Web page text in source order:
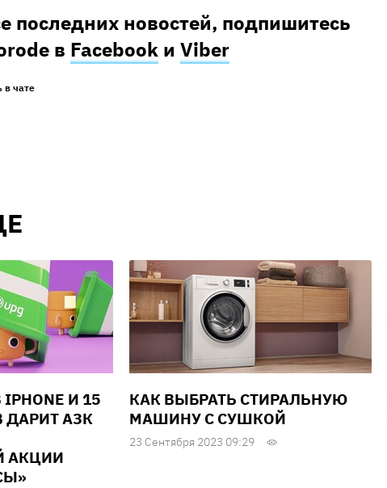
последних новостей, подпишитесь
в Facebook и Viber
в чате
И 15
ДАРИТ АЗК
АКЦИИ
КАК ВЫБРАТЬ СТИРАЛЬНУЮ
МАШИНУ С СУШКОЙ
23 Сентября 2023 09:29